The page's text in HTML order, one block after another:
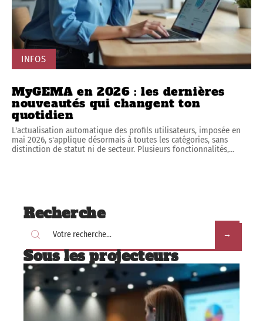
INFOS
MyGEMA en 2026 : les dernières
nouveautés qui changent ton
quotidien
L'actualisation automatique des profils utilisateurs, imposée en
mai 2026, s'applique désormais à toutes les catégories, sans
distinction de statut ni de secteur. Plusieurs fonctionnalités,…
Recherche
Sous les projecteurs